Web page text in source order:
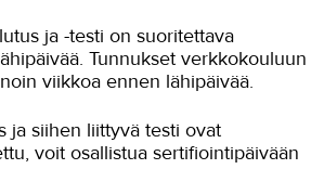
ja -testi on suoritettava
Tunnukset verkkokouluun
viikkoa ennen lähipäivää.
ja siihen liittyvä testi ovat
voit osallistua sertifiointipäivään